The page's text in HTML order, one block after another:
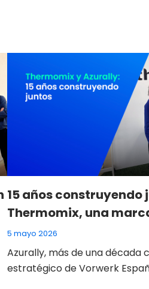
15 años construyendo
Thermomix, una
5 mayo 2026
Azurally, más de una década
estratégico de Vorwerk